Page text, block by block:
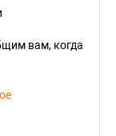
вам, когда